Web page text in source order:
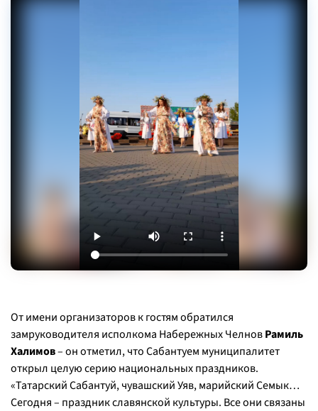
От имени организаторов к гостям обратился
замруководителя исполкома Набережных ЧелновРамиль
Халимов– он отметил, что Сабантуем муниципалитет
открыл целую серию национальных праздников.
«Татарский Сабантуй, чувашский Уяв, марийский Семык…
Сегодня – праздник славянской культуры. Все они связаны